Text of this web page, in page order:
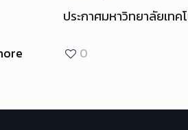
ประกาศมหาวิทยาลัยเทค
0